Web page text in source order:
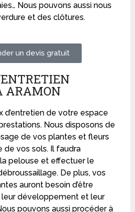
Nous pouvons aussi nous
et des clôtures.
un devis gratuit
ARAMON
d’entretien de votre espace
Nous disposons de
de vos plantes et fleurs
de vos sols. Il faudra
pelouse et effectuer le
De plus, vos
auront besoin d’être
leur développement et leur
pouvons aussi procéder à